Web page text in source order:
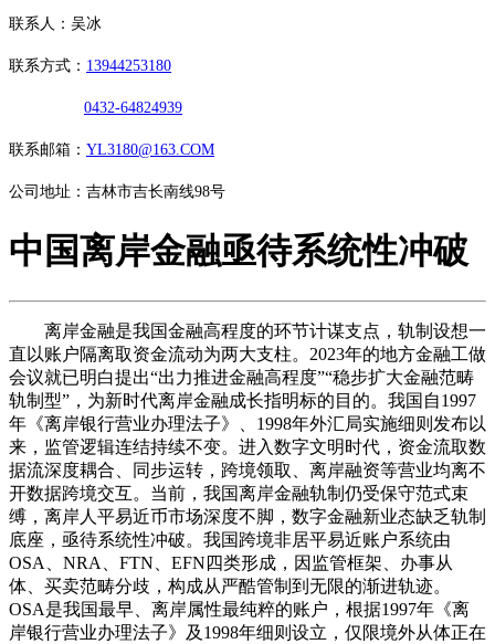
联系人：吴冰
联系方式： 13944253180
0432-64824939
联系邮箱： YL3180@163.COM
公司地址：吉林市吉长南线98号
中国离岸金融亟待系统性冲破
离岸金融是我国金融高程度的环节计谋支点，轨制设想一
直以账户隔离取资金流动为两大支柱。2023年的地方金融工做
会议就已明白提出“出力推进金融高程度”“稳步扩大金融范畴
轨制型”，为新时代离岸金融成长指明标的目的。我国自1997
年《离岸银行营业办理法子》、1998年外汇局实施细则发布以
来，监管逻辑连结持续不变。进入数字文明时代，资金流取数
据流深度耦合、同步运转，跨境领取、离岸融资等营业均离不
开数据跨境交互。当前，我国离岸金融轨制仍受保守范式束
缚，离岸人平易近币市场深度不脚，数字金融新业态缺乏轨制
底座，亟待系统性冲破。我国跨境非居平易近账户系统由
OSA、NRA、FTN、EFN四类形成，因监管框架、办事从
体、买卖范畴分歧，构成从严酷管制到无限的渐进轨迹。
OSA是我国最早、离岸属性最纯粹的账户，根据1997年《离
岸银行营业办理法子》及1998年细则设立，仅限境外从体正在